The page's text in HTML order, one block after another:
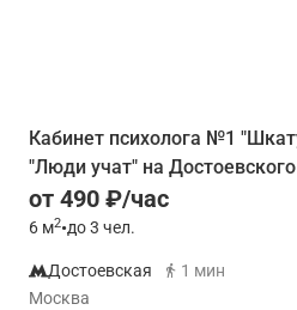
Кабинет психолога №1
"Люди учат" на Достоевского
от 490 ₽/час
6 м2•до 3 чел.
Достоевская
1 мин
Москва